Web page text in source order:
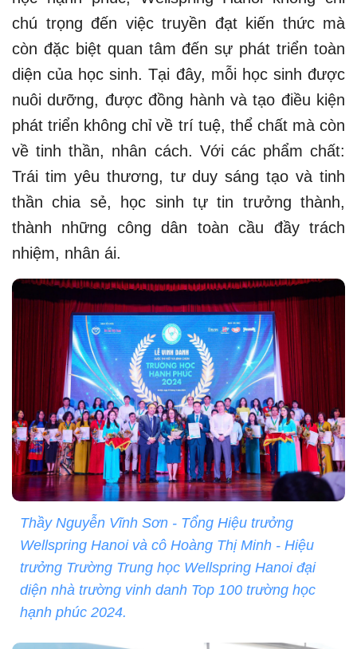
chú trọng đến việc truyền đạt kiến thức mà
còn đặc biệt quan tâm đến sự phát triển toàn
diện của học sinh. Tại đây, mỗi học sinh được
nuôi dưỡng, được đồng hành và tạo điều kiện
phát triển không chỉ về trí tuệ, thể chất mà còn
về tinh thần, nhân cách. Với các phẩm chất:
Trái tim yêu thương, tư duy sáng tạo và tinh
thần chia sẻ, học sinh tự tin trưởng thành,
thành những công dân toàn cầu đầy trách
nhiệm, nhân ái.
Thầy Nguyễn Vĩnh Sơn - Tổng Hiệu trưởng
Wellspring Hanoi và cô Hoàng Thị Minh - Hiệu
trưởng Trường Trung học Wellspring Hanoi đại
diện nhà trường vinh danh Top 100 trường học
hạnh phúc 2024.